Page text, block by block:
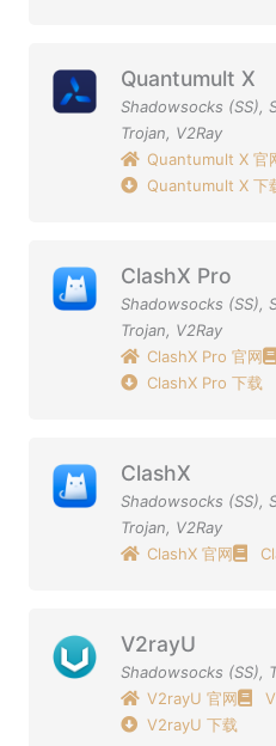
Quantumult X
Shadowsocks (SS),
Trojan, V2Ray
Quantumult X 官
Quantumult X 下
ClashX Pro
Shadowsocks (SS),
Trojan, V2Ray
ClashX Pro 官网
ClashX Pro 下载
ClashX
Shadowsocks (SS),
Trojan, V2Ray
ClashX 官网
V2rayU
Shadowsocks (SS),
V2rayU 官网
V2rayU 下载